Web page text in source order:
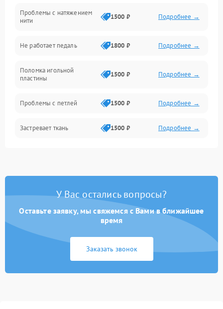
Подача ткани
Игловодитель и механизмы
Проблемы с натяжением
нити
1500 ₽ Подробнее →
Не работает педаль 1800 ₽ Подробнее →
Поломка игольной
пластины
1500 ₽ Подробнее →
Проблемы с петлей 1500 ₽ Подробнее →
Застревает ткань 1500 ₽ Подробнее →
Не работают кнопки
У Вас остались вопросы?
Оставьте заявку, мы свяжемся с Вами в ближайшее
время
Заказать звонок